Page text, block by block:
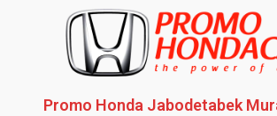
Promo Honda Jabodetabek